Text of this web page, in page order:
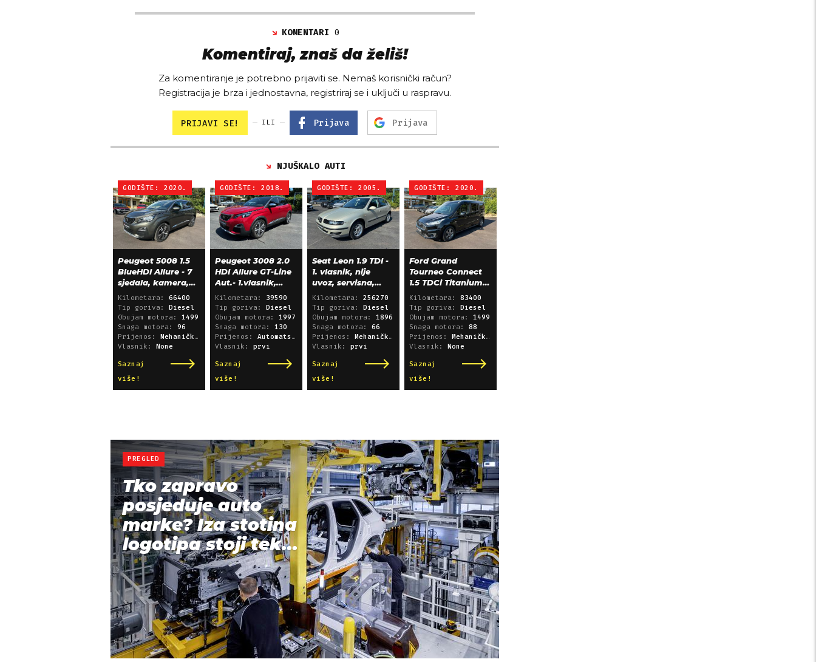
KOMENTARI0
Komentiraj, znaš da želiš!
Za komentiranje je potrebno prijaviti se. Nemaš korisnički račun?
Registracija je brza i jednostavna, registriraj se i uključi u raspravu.
PRIJAVI SE! ILI Prijava Prijava
NJUŠKALO AUTI
GODIŠTE: 2020.
Peugeot 5008 1.5
BlueHDI Allure - 7
sjedala, kamera,
alu 18, 66.000 km
Kilometara: 66400
Tip goriva: Diesel
Obujam motora: 1499
Snaga motora: 96
Prijenos: Mehanički mjenjač
Vlasnik: None
Saznaj
više!
GODIŠTE: 2020.
Ford Grand
Tourneo Connect
1.5 TDCi Titanium
L2 - panorama,
navigacija
Kilometara: 83400
Tip goriva: Diesel
Obujam motora: 1499
Snaga motora: 88
Prijenos: Mehanički mjenjač
Vlasnik: None
Saznaj
više!
GODIŠTE: 2018.
Peugeot 3008 2.0
HDI Allure GT-Line
Aut.- 1.vlasnik,
39.600 km!
Kilometara: 39590
Tip goriva: Diesel
Obujam motora: 1997
Snaga motora: 130
Prijenos: Automatski sekvencijski
Vlasnik: prvi
Saznaj
više!
GODIŠTE: 2005.
Seat Leon 1.9 TDI -
1. vlasnik, nije
uvoz, servisna,
klima, alu 15"
Kilometara: 256270
Tip goriva: Diesel
Obujam motora: 1896
Snaga motora: 66
Prijenos: Mehanički mjenjač
Vlasnik: prvi
Saznaj
više!
PREGLED
Tko zapravo
posjeduje auto
marke? Iza stotina
logotipa stoji tek...